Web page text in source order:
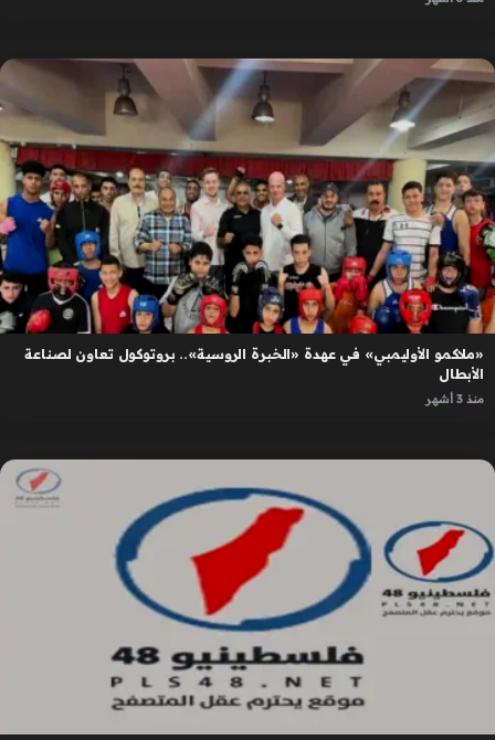
«ملاكمو الأوليمبي» في عهدة «الخبرة الروسية».. بروتوكول تعاون لصناعة
الأبطال
منذ 3 أشهر